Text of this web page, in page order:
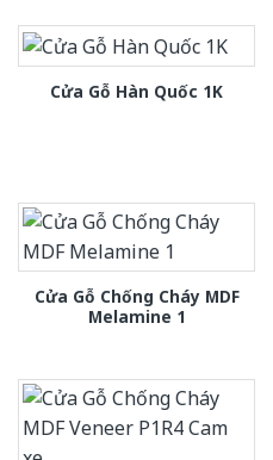
Cửa Gỗ Hàn Quốc 1K
Cửa Gỗ Chống Cháy MDF
Melamine 1